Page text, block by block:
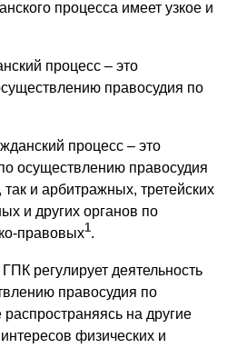
процесса имеет узкое и
процесс – это
правосудия по
процесс – это
осуществлению правосудия
и арбитражных, третейских
и других органов по
правовых1.
регулирует деятельность
правосудия по
на другие
физических и